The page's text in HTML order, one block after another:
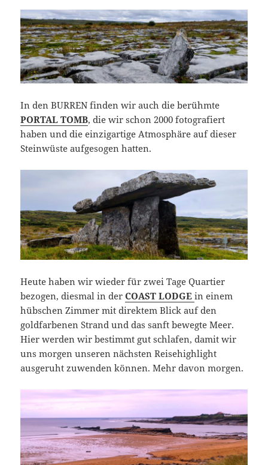
In den BURREN finden wir auch die berühmte
PORTAL TOMB, die wir schon 2000 fotografiert
haben und die einzigartige Atmosphäre auf dieser
Steinwüste aufgesogen hatten.
Heute haben wir wieder für zwei Tage Quartier
bezogen, diesmal in derCOAST LODGEin einem
hübschen Zimmer mit direktem Blick auf den
goldfarbenen Strand und das sanft bewegte Meer.
Hier werden wir bestimmt gut schlafen, damit wir
uns morgen unseren nächsten Reisehighlight
ausgeruht zuwenden können. Mehr davon morgen.